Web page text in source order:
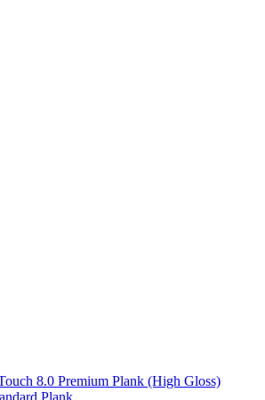
8.0 Premium Plank (High Gloss)
Plank